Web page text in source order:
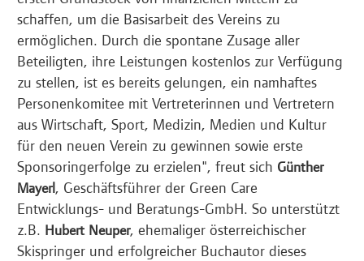
schaffen, um die Basisarbeit des Vereins zu
ermöglichen. Durch die spontane Zusage aller
Beteiligten, ihre Leistungen kostenlos zur Verfügung
zu stellen, ist es bereits gelungen, ein namhaftes
Personenkomitee mit Vertreterinnen und Vertretern
aus Wirtschaft, Sport, Medizin, Medien und Kultur
für den neuen Verein zu gewinnen sowie erste
Sponsoringerfolge zu erzielen", freut sich Günther
Mayerl, Geschäftsführer der Green Care
Entwicklungs- und Beratungs-GmbH. So unterstützt
z.B. Hubert Neuper, ehemaliger österreichischer
Skispringer und erfolgreicher Buchautor dieses